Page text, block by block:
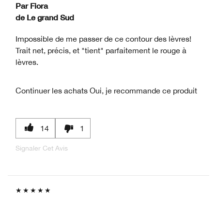
Par Fiora
de Le grand Sud
Impossible de me passer de ce contour des lèvres!
Trait net, précis, et "tient" parfaitement le rouge à
lèvres.
Continuer les achats Oui, je recommande ce produit
14 1
Signaler Cet Avis